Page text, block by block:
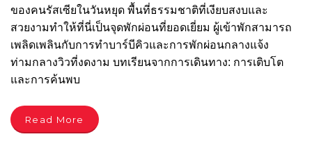
ของคนรัสเซียในวันหยุด พื้นที่ธรรมชาติที่เงียบสงบและ
สวยงามทำให้ที่นี่เป็นจุดพักผ่อนที่ยอดเยี่ยม ผู้เข้าพักสามารถ
เพลิดเพลินกับการทำบาร์บีคิวและการพักผ่อนกลางแจ้ง
ท่ามกลางวิวที่งดงาม บทเรียนจากการเดินทาง: การเติบโต
และการค้นพบ
Read More